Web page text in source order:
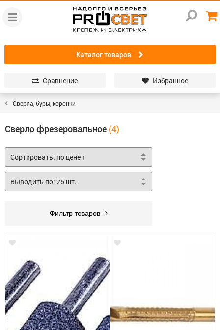
Каталог товаров
Сравнение Избранное
Сверла, буры, коронки
Сверло фрезеровальное
Фильтр товаров